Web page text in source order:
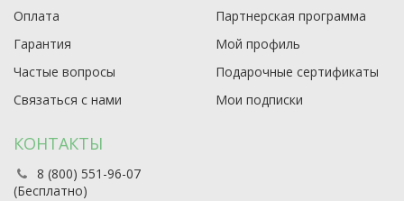
Оплата
Гарантия
Частые вопросы
Связаться с нами
Партнерская программа
Мой профиль
Подарочные сертификаты
Мои подписки
КОНТАКТЫ
8 (800) 551-96-07
(Бесплатно)